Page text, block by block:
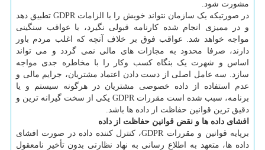
مشورت شود.
در صورتیکه یک سازمان نتواند خویش را با الزامات GDPR تطبیق دهد
و در ممیزی انجام شده کارنامه قبولی نگیرد، با عواقب سنگینی
مواجه خواهد شد. عواقب فوق بر خلاف آنچه که اغلب مردم باور
دارند، صرفا محدود به مجازات های مالی نمی گردد و می تواند
اساس و شهرت یک بنگاه کسب وکار را با مخاطره جدی مواجه
سازد. سه عامل اصلی از دست دادن اعتماد مشتریان، جرایم مالی و
عدم استفاده از داده خصوصی مشتریان در هرگونه سیستم و یا
برنامه، سبب شده است مقررات GDPR یکی از سخت گیرانه ترین و
دقیق ترین قوانین حفاظت از داده ها باشد.
افشای داده ها و نقض قوانین حفاظت از داده
برپایه قوانین و مقررات GDPR، کنترل کننده داده در صورت افشای
داده ها، متعهد به اطلاع رسانی به نهاد نظارتی بدون تأخیر نامعقول